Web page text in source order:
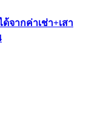
จากค่าเช่า+เสา